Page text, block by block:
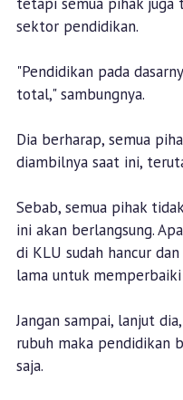
sektor pendidikan.
"Pendidikan pada
total," sambungnya.
Dia berharap, semua
diambilnya saat ini,
Sebab, semua pihak
ini akan berlangsung.
di KLU sudah hancur
lama untuk
Jangan sampai, lanjut
rubuh maka pendidikan
saja.